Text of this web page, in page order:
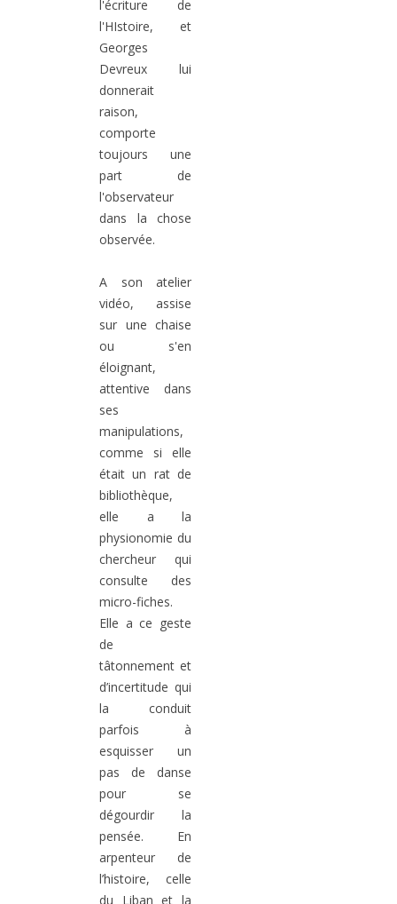
l'écriture de
l'HIstoire, et
Georges
Devreux lui
donnerait
raison,
comporte
toujours une
part de
l'observateur
dans la chose
observée.
A son atelier
vidéo, assise
sur une chaise
ou s'en
éloignant,
attentive dans
ses
manipulations,
comme si elle
était un rat de
bibliothèque,
elle a la
physionomie du
chercheur qui
consulte des
micro-fiches.
Elle a ce geste
de
tâtonnement et
d’incertitude qui
la conduit
parfois à
esquisser un
pas de danse
pour se
dégourdir la
pensée. En
arpenteur de
l’histoire, celle
du Liban et la